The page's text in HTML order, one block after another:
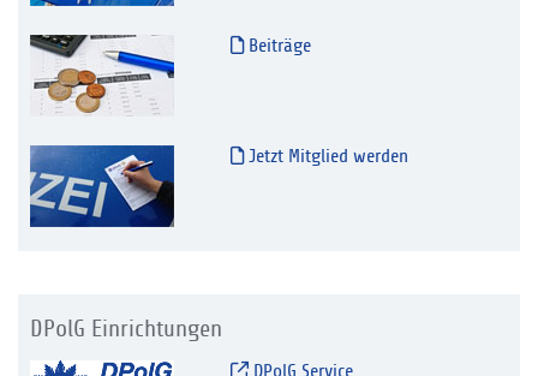
Beiträge
Jetzt Mitglied werden
DPolG Einrichtungen
DPolG Service